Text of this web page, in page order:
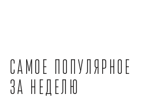
Самое популярное
за неделю